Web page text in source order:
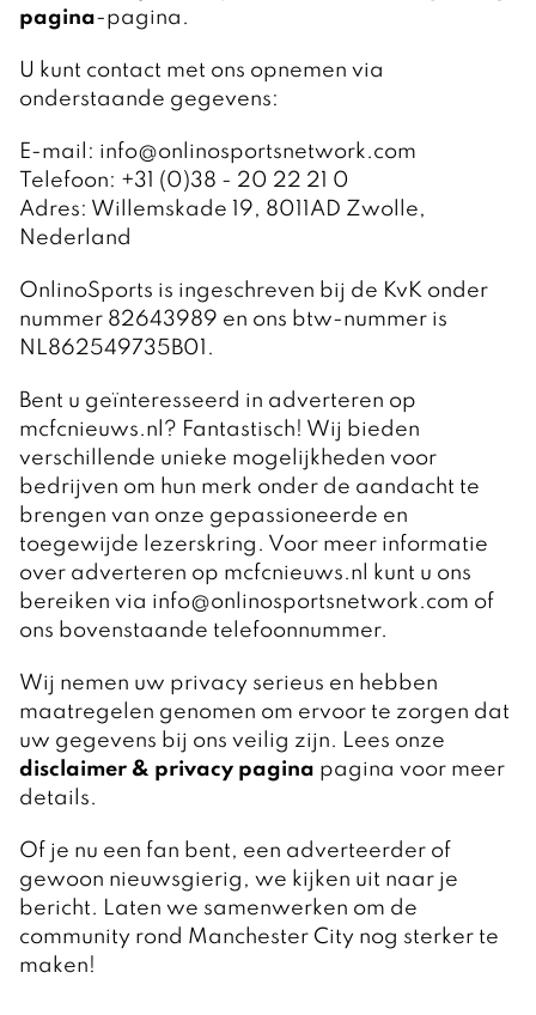
pagina-pagina.
U kunt contact met ons opnemen via
onderstaande gegevens:
E-mail: info@onlinosportsnetwork.com
Telefoon: +31 (0)38 - 20 22 21 0
Adres: Willemskade 19, 8011AD Zwolle,
Nederland
OnlinoSports is ingeschreven bij de KvK onder
nummer 82643989 en ons btw-nummer is
NL862549735B01.
Bent u geïnteresseerd in adverteren op
mcfcnieuws.nl? Fantastisch! Wij bieden
verschillende unieke mogelijkheden voor
bedrijven om hun merk onder de aandacht te
brengen van onze gepassioneerde en
toegewijde lezerskring. Voor meer informatie
over adverteren op mcfcnieuws.nl kunt u ons
bereiken via info@onlinosportsnetwork.com of
ons bovenstaande telefoonnummer.
Wij nemen uw privacy serieus en hebben
maatregelen genomen om ervoor te zorgen dat
uw gegevens bij ons veilig zijn. Lees onze
disclaimer & privacy pagina pagina voor meer
details.
Of je nu een fan bent, een adverteerder of
gewoon nieuwsgierig, we kijken uit naar je
bericht. Laten we samenwerken om de
community rond Manchester City nog sterker te
maken!